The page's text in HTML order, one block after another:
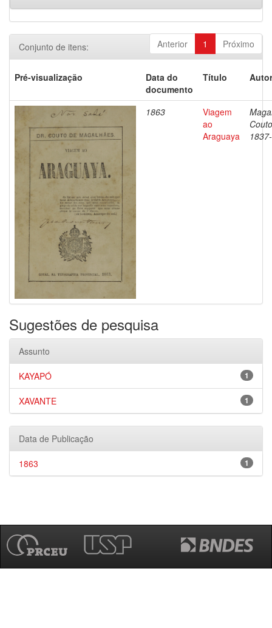
Anterior 1 Próximo
Conjunto de itens:
Pré-visualização
Data do
documento
Título
1863
Viagem
ao
Araguaya
Sugestões de pesquisa
Assunto
1
KAYAPÓ
1
XAVANTE
Data de Publicação
1
1863